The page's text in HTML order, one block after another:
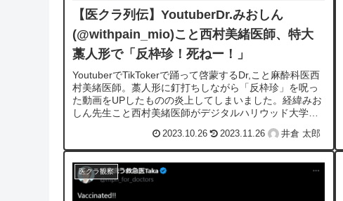
【医クラ列伝】YoutuberDr.みおしん
(@withpain_mio)こと西村美緒医師、特大
藁人形で「反枠珍！死ねー！」
YoutuberでTikTokerで踊って啓蒙するDr,こと麻酔科医西
村美緒医師。藁人形に釘打ちしながら「反枠珍」を呪っ
た動画をUPしたものの炎上してしまいました。経緯みお
しん先生こと西村美緒医師がデジタルハリウッド大学の
2023.10.26 2023.11.26 井倉 太郎
医クラ観察